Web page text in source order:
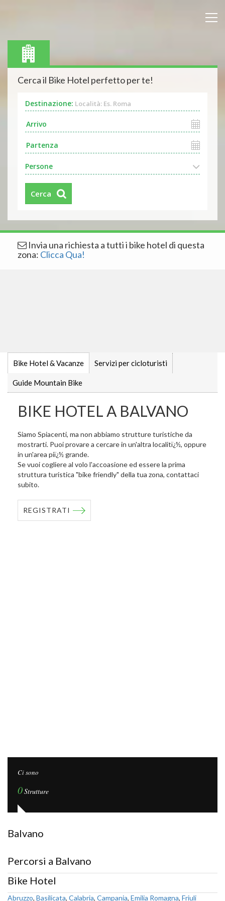
Cerca il Bike Hotel perfetto per te!
Destinazione: Località: Es. Roma
Persone
Cerca
Invia una richiesta a tutti i bike hotel di questa
zona: Clicca Qua!
Bike Hotel & Vacanze Servizi per cicloturisti
Guide Mountain Bike
BIKE HOTEL A BALVANO
Siamo Spiacenti, ma non abbiamo strutture turistiche da
mostrarti. Puoi provare a cercare in un'altra localitï¿½, oppure
in un'area piï¿½ grande.
Se vuoi cogliere al volo l'accoasione ed essere la prima
struttura turistica "bike friendly" della tua zona, contattaci
subito.
REGISTRATI
Ci sono
0Strutture
Balvano
Percorsi a Balvano
Bike Hotel
Abruzzo, Basilicata, Calabria, Campania, Emilia Romagna, Friuli